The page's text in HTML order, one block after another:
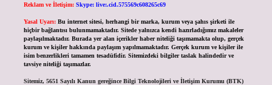
Reklam ve İletişim: Skype: live:.cid.575569c608265c69
Yasal Uyarı: Bu internet sitesi, herhangi bir marka, kurum veya şahıs şirketi ile
hiçbir bağlantısı bulunmamaktadır. Sitede yalnızca kendi hazırladığımız makaleler
paylaşılmaktadır. Burada yer alan içerikler haber niteliği taşımamakta olup, gerçek
kurum ve kişiler hakkında paylaşım yapılmamaktadır. Gerçek kurum ve kişiler ile
isim benzerlikleri tamamen tesadüfidir. Sitemizdeki bilgiler taslak halindedir ve
tavsiye niteliği taşımazlar.
Sitemiz, 5651 Sayılı Kanun gereğince Bilgi Teknolojileri ve İletişim Kurumu (BTK)